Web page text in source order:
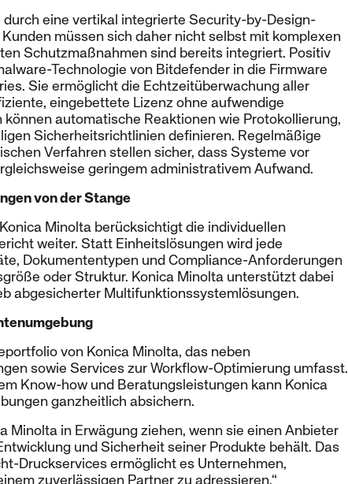
eine vertikal integrierte Security-by-Design-
müssen sich daher nicht selbst mit komplexen
Schutzmaßnahmen sind bereits integriert. Positiv
Technologie von Bitdefender in die Firmware
Sie ermöglicht die Echtzeitüberwachung aller
eingebettete Lizenz ohne aufwendige
automatische Reaktionen wie Protokollierung,
Sicherheitsrichtlinien definieren. Regelmäßige
Verfahren stellen sicher, dass Systeme vor
geringem administrativem Aufwand.
von der Stange
Minolta berücksichtigt die individuellen
weiter. Statt Einheitslösungen wird jede
Dokumententypen und Compliance-Anforderungen
oder Struktur. Konica Minolta unterstützt dabei
abgesicherter Multifunktionssystemlösungen.
von Konica Minolta, das neben
sowie Services zur Workflow-Optimierung umfasst.
Know-how und Beratungsleistungen kann Konica
ganzheitlich absichern.
Minolta in Erwägung ziehen, wenn sie einen Anbieter
und Sicherheit seiner Produkte behält. Das
Druckservices ermöglicht es Unternehmen,
zuverlässigen Partner zu adressieren.“